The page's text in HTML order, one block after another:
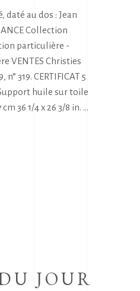
daté au dos : Jean
Collection
particulière -
VENTES Christies
319. CERTIFICAT 5
huile sur toile
36 1/4 x 26 3/8 in.
JOUR